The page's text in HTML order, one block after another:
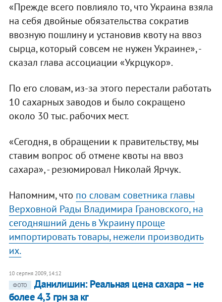
«Прежде всего повлияло то, что Украина взяла
на себя двойные обязательства сократив
ввозную пошлину и установив квоту на ввоз
сырца, который совсем не нужен Украине», -
сказал глава ассоциации «Укрцукор».
По его словам, из-за этого перестали работать
10 сахарных заводов и было сокращено
около 30 тыс. рабочих мест.
«Сегодня, в обращении к правительству, мы
ставим вопрос об отмене квоты на ввоз
сахара», - резюмировал Николай Ярчук.
Напомним, что по словам советника главы
Верховной Рады Владимира Грановского, на
сегодняшний день в Украину проще
импортировать товары, нежели производить
их.
10 серпня 2009, 14:12
ФОТО
Данилишин: Реальная цена сахара – не
более 4,3 грн за кг